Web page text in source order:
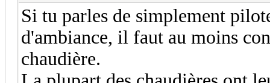
Si tu parles de simplement
d'ambiance, il faut au moins
chaudière.